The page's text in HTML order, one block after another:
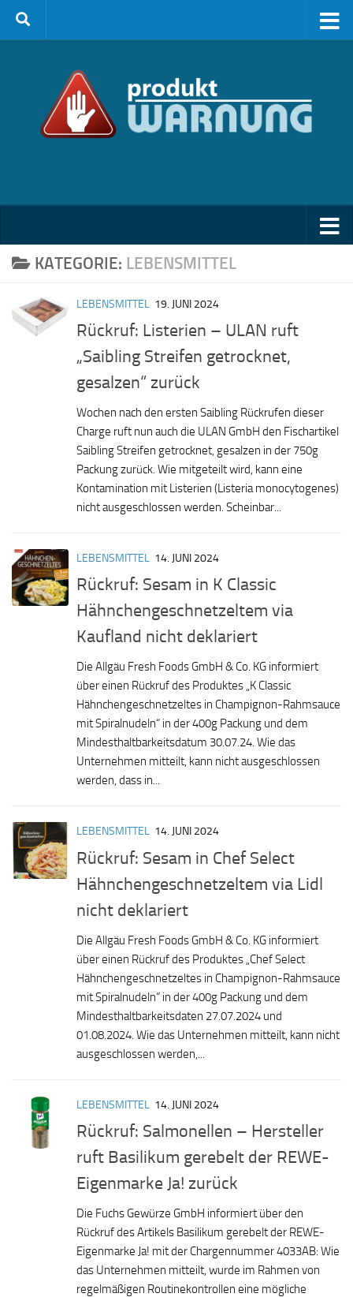
Zum Inhalt springen
KATEGORIE: LEBENSMITTEL
LEBENSMITTEL 19. JUNI 2024
Rückruf: Listerien – ULAN ruft
„Saibling Streifen getrocknet,
gesalzen“ zurück
Wochen nach den ersten Saibling Rückrufen dieser
Charge ruft nun auch die ULAN GmbH den Fischartikel
Saibling Streifen getrocknet, gesalzen in der 750g
Packung zurück. Wie mitgeteilt wird, kann eine
Kontamination mit Listerien (Listeria monocytogenes)
nicht ausgeschlossen werden. Scheinbar...
LEBENSMITTEL 14. JUNI 2024
Rückruf: Sesam in K Classic
Hähnchengeschnetzeltem via
Kaufland nicht deklariert
Die Allgäu Fresh Foods GmbH & Co. KG informiert
über einen Rückruf des Produktes „K Classic
Hähnchengeschnetzeltes in Champignon-Rahmsauce
mit Spiralnudeln“ in der 400g Packung und dem
Mindesthaltbarkeitsdatum 30.07.24. Wie das
Unternehmen mitteilt, kann nicht ausgeschlossen
werden, dass in...
LEBENSMITTEL 14. JUNI 2024
Rückruf: Sesam in Chef Select
Hähnchengeschnetzeltem via Lidl
nicht deklariert
Die Allgäu Fresh Foods GmbH & Co. KG informiert
über einen Rückruf des Produktes „Chef Select
Hähnchengeschnetzeltes in Champignon-Rahmsauce
mit Spiralnudeln“ in der 400g Packung und dem
Mindesthaltbarkeitsdaten 27.07.2024 und
01.08.2024. Wie das Unternehmen mitteilt, kann nicht
ausgeschlossen werden,...
LEBENSMITTEL 14. JUNI 2024
Rückruf: Salmonellen – Hersteller
ruft Basilikum gerebelt der REWE-
Eigenmarke Ja! zurück
Die Fuchs Gewürze GmbH informiert über den
Rückruf des Artikels Basilikum gerebelt der REWE-
Eigenmarke Ja! mit der Chargennummer 4033AB: Wie
das Unternehmen mitteilt, wurde im Rahmen von
regelmäßigen Routinekontrollen eine mögliche